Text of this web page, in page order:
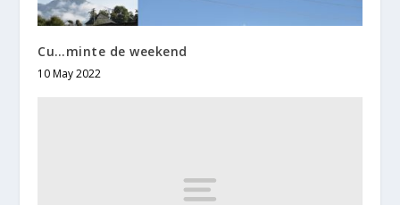
Cu…minte de weekend
10 May 2022